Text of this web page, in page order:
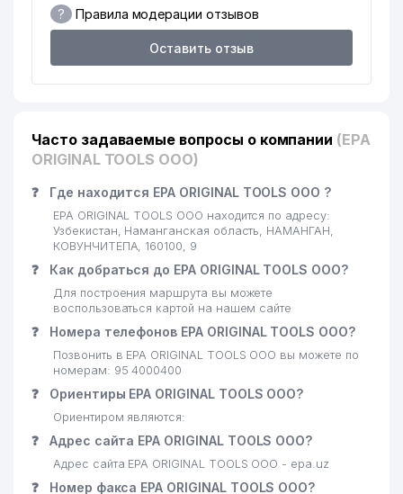
? Правила модерации отзывов
Оставить отзыв
Часто задаваемые вопросы о компании (EPA
ORIGINAL TOOLS ООО)
❓ Где находится EPA ORIGINAL TOOLS ООО ?
EPA ORIGINAL TOOLS ООО находится по адресу:
Узбекистан, Наманганская область, НАМАНГАН,
КОВУНЧИТЕПА, 160100, 9
❓ Как добраться до EPA ORIGINAL TOOLS ООО?
Для построения маршрута вы можете
воспользоваться картой на нашем сайте
❓ Номера телефонов EPA ORIGINAL TOOLS ООО?
Позвонить в EPA ORIGINAL TOOLS ООО вы можете по
номерам: 95 4000400
❓ Ориентиры EPA ORIGINAL TOOLS ООО?
Ориентиром являются:
❓ Адрес сайта EPA ORIGINAL TOOLS ООО?
Адрес сайта EPA ORIGINAL TOOLS ООО - epa.uz
❓ Номер факса EPA ORIGINAL TOOLS ООО?